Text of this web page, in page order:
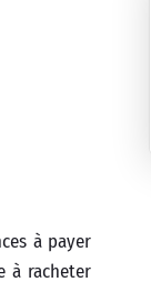
à payer
à racheter